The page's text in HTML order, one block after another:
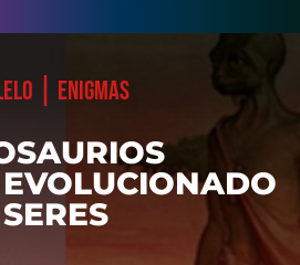
ENIGMAS